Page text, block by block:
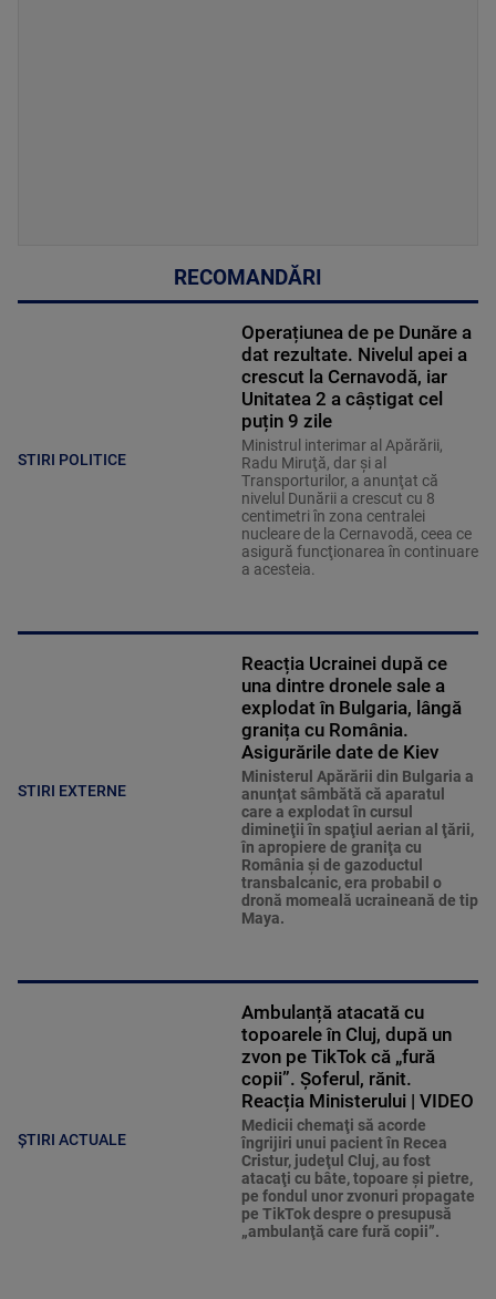
RECOMANDĂRI
STIRI POLITICE
Operațiunea de pe Dunăre a
dat rezultate. Nivelul apei a
crescut la Cernavodă, iar
Unitatea 2 a câștigat cel
puțin 9 zile
Ministrul interimar al Apărării,
Radu Miruţă, dar şi al
Transporturilor, a anunţat că
nivelul Dunării a crescut cu 8
centimetri în zona centralei
nucleare de la Cernavodă, ceea ce
asigură funcţionarea în continuare
a acesteia.
STIRI EXTERNE
Reacția Ucrainei după ce
una dintre dronele sale a
explodat în Bulgaria, lângă
granița cu România.
Asigurările date de Kiev
Ministerul Apărării din Bulgaria a
anunţat sâmbătă că aparatul
care a explodat în cursul
dimineţii în spaţiul aerian al ţării,
în apropiere de graniţa cu
România şi de gazoductul
transbalcanic, era probabil o
dronă momeală ucraineană de tip
Maya.
ȘTIRI ACTUALE
Ambulanță atacată cu
topoarele în Cluj, după un
zvon pe TikTok că „fură
copii”. Șoferul, rănit.
Reacția Ministerului | VIDEO
Medicii chemaţi să acorde
îngrijiri unui pacient în Recea
Cristur, judeţul Cluj, au fost
atacaţi cu bâte, topoare şi pietre,
pe fondul unor zvonuri propagate
pe TikTok despre o presupusă
„ambulanţă care fură copii”.